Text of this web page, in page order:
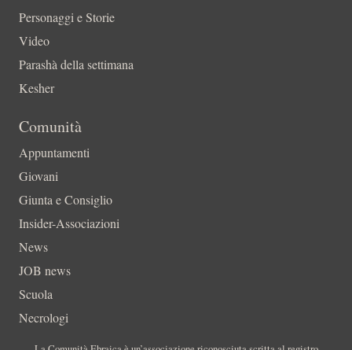
Personaggi e Storie
Video
Parashà della settimana
Kesher
Comunità
Appuntamenti
Giovani
Giunta e Consiglio
Insider-Associazioni
News
JOB news
Scuola
Necrologi